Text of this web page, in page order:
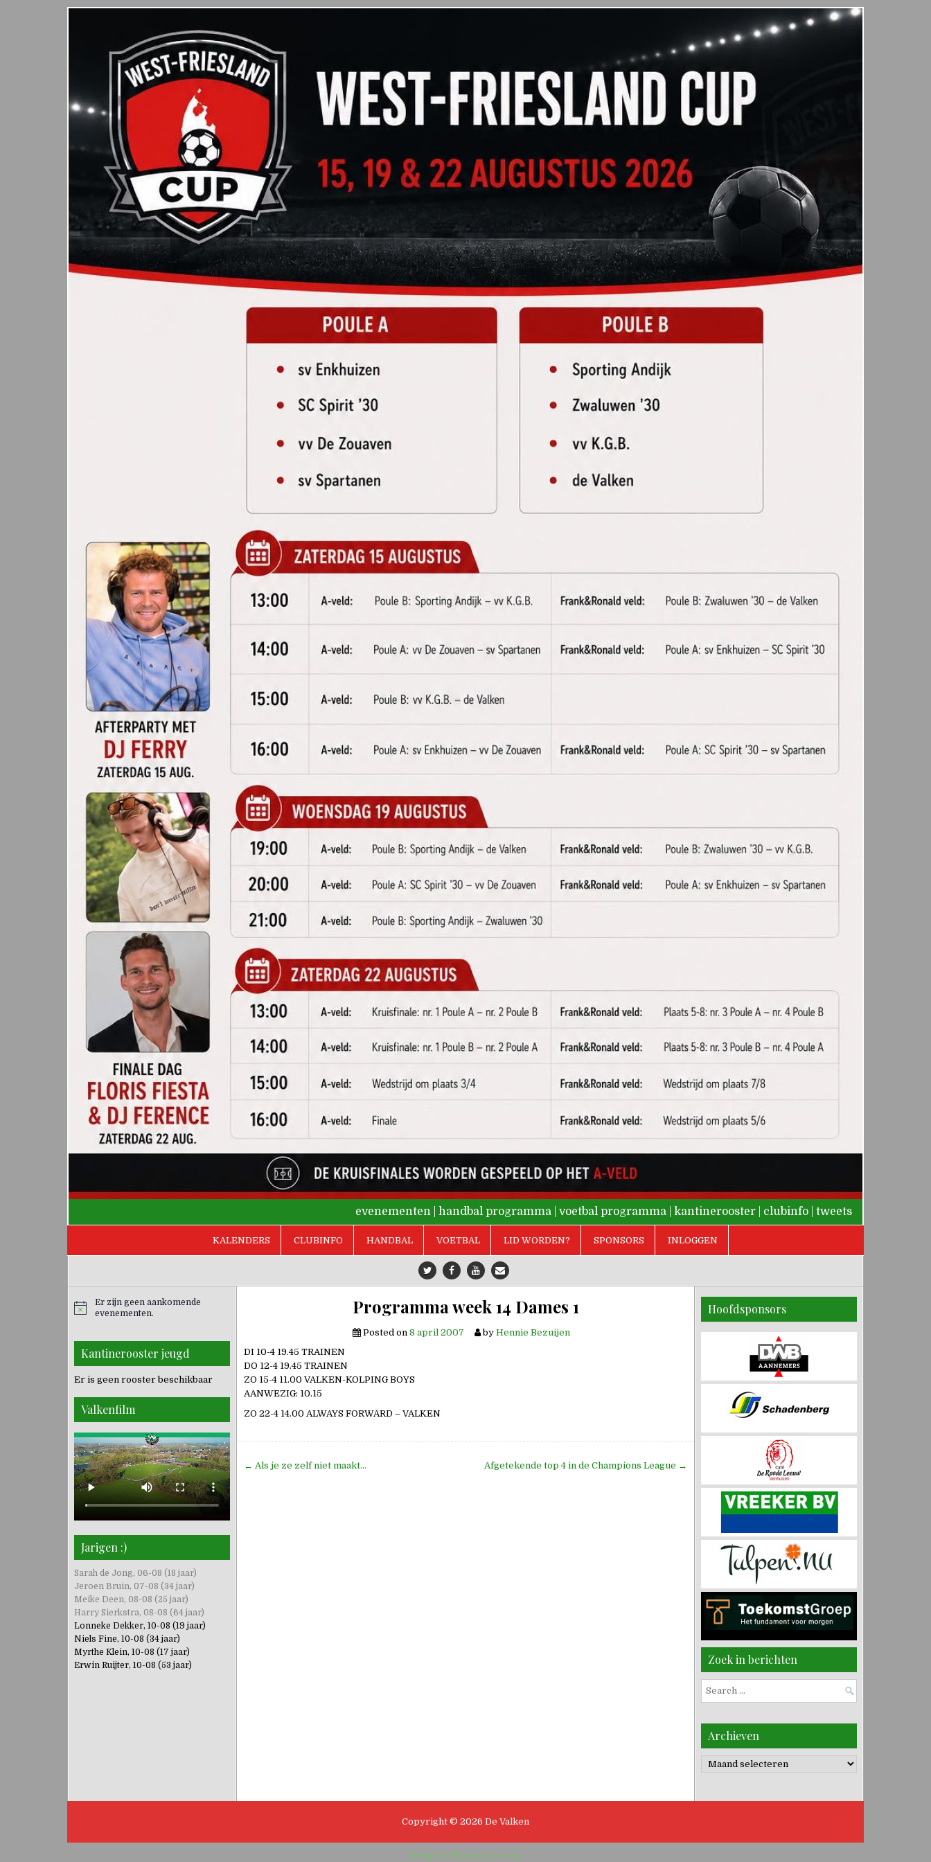
evenementen handbal programma voetbal programma kantinerooster clubinfo tweets
KALENDERS CLUBINFO HANDBAL VOETBAL LID WORDEN? SPONSORS INLOGGEN
Programma week 14 Dames 1
Posted on 8 april 2007 by Hennie Bezuijen
DI 10-4 19.45 TRAINEN
DO 12-4 19.45 TRAINEN
ZO 15-4 11.00 VALKEN-KOLPING BOYS
AANWEZIG: 10.15
ZO 22-4 14.00 ALWAYS FORWARD – VALKEN
Bericht
← Als je ze zelf niet maakt… Afgetekende top 4 in de Champions League →
Er zijn geen aankomende
evenementen.
Kantinerooster jeugd
Er is geen rooster beschikbaar
Valkenfilm
Jarigen :)
Sarah de Jong, 06-08 (18 jaar)
Jeroen Bruin, 07-08 (34 jaar)
Meike Deen, 08-08 (25 jaar)
Harry Sierkstra, 08-08 (64 jaar)
Lonneke Dekker, 10-08 (19 jaar)
Niels Fine, 10-08 (34 jaar)
Myrthe Klein, 10-08 (17 jaar)
Erwin Ruijter, 10-08 (53 jaar)
Hoofdsponsors
Zoek in berichten
Search
for:
Archieven
Archieven
Copyright © 2026 De Valken
Design by ThemesDNA.com